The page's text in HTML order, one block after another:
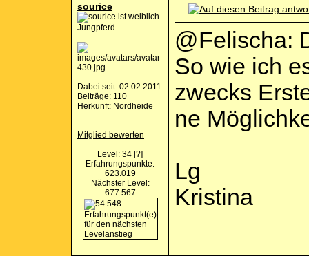
sourice
Jungpferd
Dabei seit: 02.02.2011
Beiträge: 110
Herkunft: Nordheide
Mitglied bewerten
Level: 34 [?]
Erfahrungspunkte:
623.019
Nächster Level:
677.567
@Felischa:
So wie ich
zwecks
ne
Lg
Kristina